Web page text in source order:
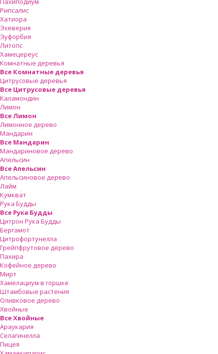
Рипсалис
Хатиора
Эхеверия
Эуфорбия
Литопс
Хамецереус
Комнатные деревья
Все Комнатные деревья
Цитрусовые деревья
Все Цитрусовые деревья
Каламондин
Лимон
Все Лимон
Лимонное дерево
Мандарин
Все Мандарин
Мандариновое дерево
Апельсин
Все Апельсин
Апельсиновое дерево
Лайм
Кумкват
Рука Будды
Все Рука Будды
Цитрон Рука Будды
Бергамот
Цитрофортунелла
Грейпфрутовое дерево
Пахира
Кофейное дерево
Мирт
Хамелациум в горшке
Штамбовые растения
Оливковое дерево
Хвойные
Все Хвойные
Араукария
Селагинелла
Пицея